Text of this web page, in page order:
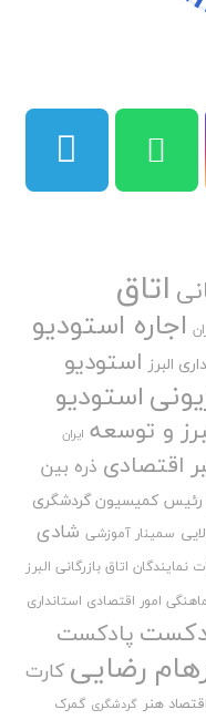
اتاق
اجاره استودیو
البرز استودیو
استودیو
و توسعه ایران
اقتصادی ذره بین
رئیس کمیسیون گردشگری
سمینار آموزشی شادی
اتاق بازرگانی البرز
امور اقتصادی استانداری
پادکست
رضایی کارت
هنر گردشگری گمرک